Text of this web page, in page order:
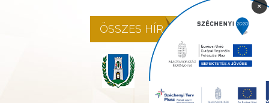
ÖSSZES HÍR
×